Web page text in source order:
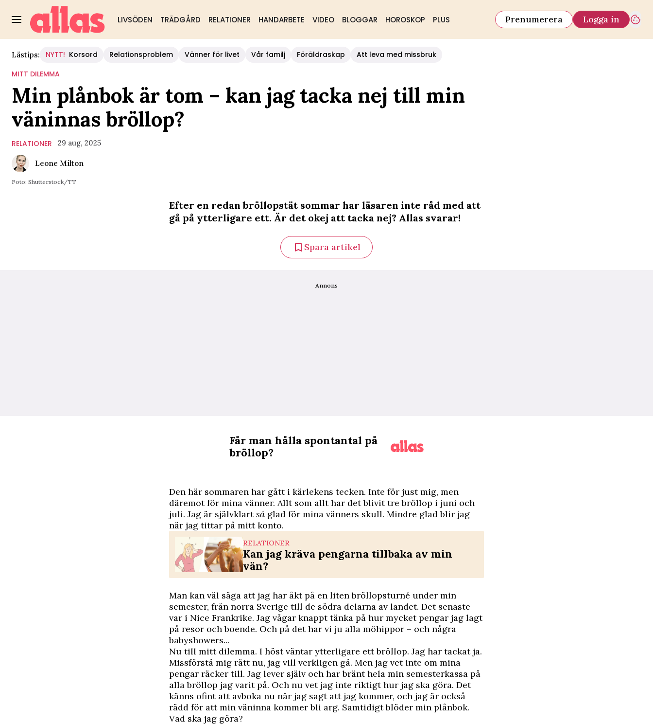
LIVSÖDEN TRÄDGÅRD RELATIONER HANDARBETE VIDEO BLOGGAR HOROSKOP PLUS Prenumerera Logga in
Lästips: NYTT! Korsord Relationsproblem Vänner för livet Vår familj Föräldraskap
Att leva med missbruk
MITT DILEMMA
Min plånbok är tom – kan jag tacka nej till min
väninnas bröllop?
RELATIONER 29 aug, 2025
Leone Milton
Foto: Shutterstock/TT
Efter en redan bröllopstät sommar har läsaren inte råd med att
gå på ytterligare ett. Är det okej att tacka nej? Allas svarar!
Spara artikel
Annons
Får man hålla spontantal på
bröllop?
Den här sommaren har gått i kärlekens tecken. Inte för just mig, men
däremot för mina vänner. Allt som allt har det blivit tre bröllop i juni och
juli. Jag är självklartså glad för mina vänners skull. Mindre glad blir jag
när jag tittar på mitt konto.
RELATIONER
Kan jag kräva pengarna tillbaka av min
vän?
Man kan väl säga att jag har åkt på en liten bröllopsturné under min
semester, från norra Sverige till de södra delarna av landet. Det senaste
var i Nice Frankrike. Jag vågar knappt tänka på hur mycket pengar jag lagt
på resor och boende. Och på det har vi ju alla möhippor – och några
babyshowers...
Nu till mitt dilemma. I höst väntar ytterligare ett bröllop. Jag har tackat ja.
Missförstå mig rätt nu, jag vill verkligen gå. Men jag vet inte om mina
pengar räcker till. Jag lever själv och har bränt hela min semesterkassa på
alla bröllop jag varit på. Och nu vet jag inte riktigt hur jag ska göra. Det
känns ofint att avboka nu när jag sagt att jag kommer, och jag är också
rädd för att min väninna kommer bli arg. Samtidigt blöder min plånbok.
Vad ska jag göra?